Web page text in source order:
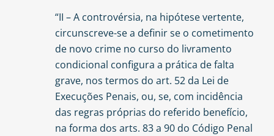
“II – A controvérsia, na hipótese vertente,
circunscreve-se a definir se o cometimento
de novo crime no curso do livramento
condicional configura a prática de falta
grave, nos termos do art. 52 da Lei de
Execuções Penais, ou, se, com incidência
das regras próprias do referido benefício,
na forma dos arts. 83 a 90 do Código Penal